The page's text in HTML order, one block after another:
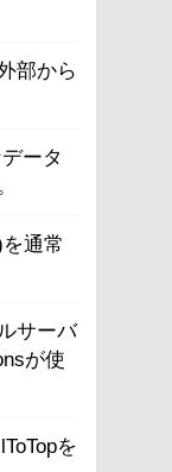
部から
ータ
通常
サーバ
が使
を